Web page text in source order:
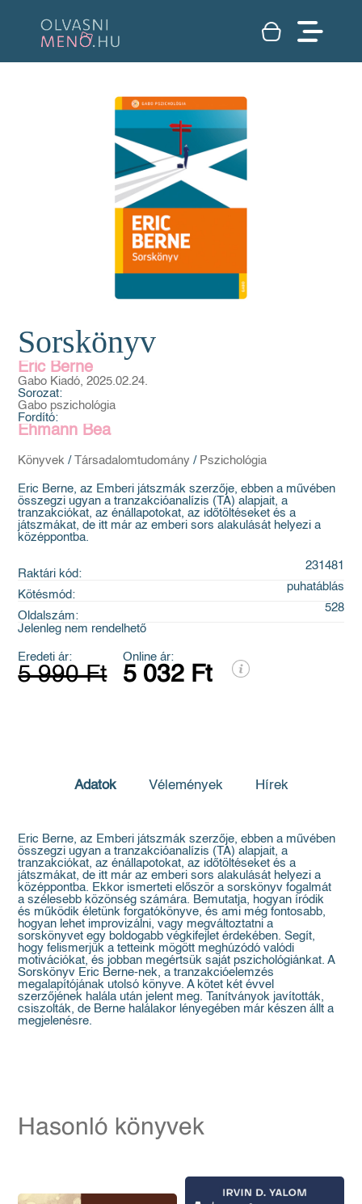
Sorskönyv
Eric Berne
Gabo Kiadó, 2025.02.24.
Sorozat:
Gabo pszichológia
Fordító:
Ehmann Bea
Könyvek / Társadalomtudomány / Pszichológia
Eric Berne, az Emberi játszmák szerzője, ebben a művében
összegzi ugyan a tranzakcióanalízis (TA) alapjait, a
tranzakciókat, az énállapotokat, az időtöltéseket és a
játszmákat, de itt már az emberi sors alakulását helyezi a
középpontba.
Raktári kód:
231481
Kötésmód:
puhatáblás
Oldalszám:
528
Jelenleg nem rendelhető
Eredeti ár:
5 990 Ft
Online ár:
5 032 Ft
Adatok Vélemények Hírek
Eric Berne, az Emberi játszmák szerzője, ebben a művében
összegzi ugyan a tranzakcióanalízis (TA) alapjait, a
tranzakciókat, az énállapotokat, az időtöltéseket és a
játszmákat, de itt már az emberi sors alakulását helyezi a
középpontba. Ekkor ismerteti először a sorskönyv fogalmát
a szélesebb közönség számára. Bemutatja, hogyan íródik
és működik életünk forgatókönyve, és ami még fontosabb,
hogyan lehet improvizálni, vagy megváltoztatni a
sorskönyvet egy boldogabb végkifejlet érdekében. Segít,
hogy felismerjük a tetteink mögött meghúzódó valódi
motivációkat, és jobban megértsük saját pszichológiánkat. A
Sorskönyv Eric Berne-nek, a tranzakcióelemzés
megalapítójának utolsó könyve. A kötet két évvel
szerzőjének halála után jelent meg. Tanítványok javították,
csiszolták, de Berne halálakor lényegében már készen állt a
megjelenésre.
Hasonló könyvek